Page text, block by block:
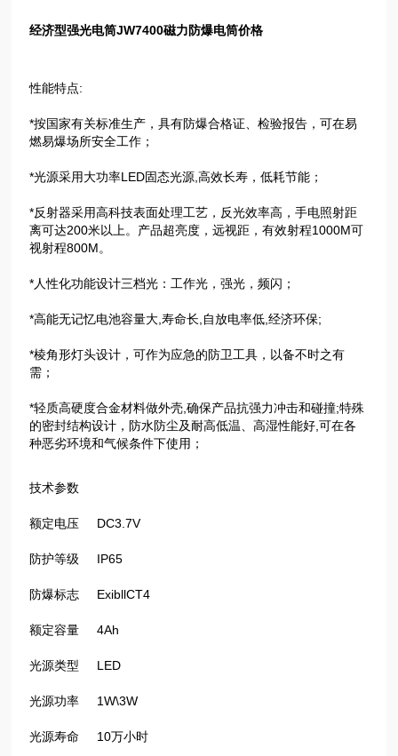
经济型强光电筒JW7400磁力防爆电筒价格
性能特点:
*按国家有关标准生产，具有防爆合格证、检验报告，可在易
燃易爆场所安全工作；
*光源采用大功率LED固态光源,高效长寿，低耗节能；
*反射器采用高科技表面处理工艺，反光效率高，手电照射距
离可达200米以上。产品超亮度，远视距，有效射程1000M可
视射程800M。
*人性化功能设计三档光：工作光，强光，频闪；
*高能无记忆电池容量大,寿命长,自放电率低,经济环保;
*棱角形灯头设计，可作为应急的防卫工具，以备不时之有
需；
*轻质高硬度合金材料做外壳,确保产品抗强力冲击和碰撞;特殊
的密封结构设计，防水防尘及耐高低温、高湿性能好,可在各
种恶劣环境和气候条件下使用；
技术参数
额定电压 DC3.7V
防护等级 IP65
防爆标志 ExibllCT4
额定容量 4Ah
光源类型 LED
光源功率 1W\3W
光源寿命 10万小时